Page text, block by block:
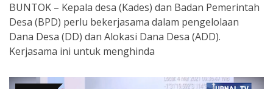
BUNTOK – Kepala desa (Kades) dan Badan Pemerintah
Desa (BPD) perlu bekerjasama dalam pengelolaan
Dana Desa (DD) dan Alokasi Dana Desa (ADD).
Kerjasama ini untuk menghinda